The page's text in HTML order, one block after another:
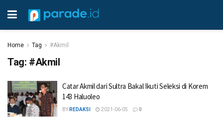
Home Tag #Akmil
Tag: #Akmil
Catar Akmil dari Sultra Bakal Ikuti Seleksi di Korem
143 Haluoleo
BY REDAKSI 2021-06-05 0